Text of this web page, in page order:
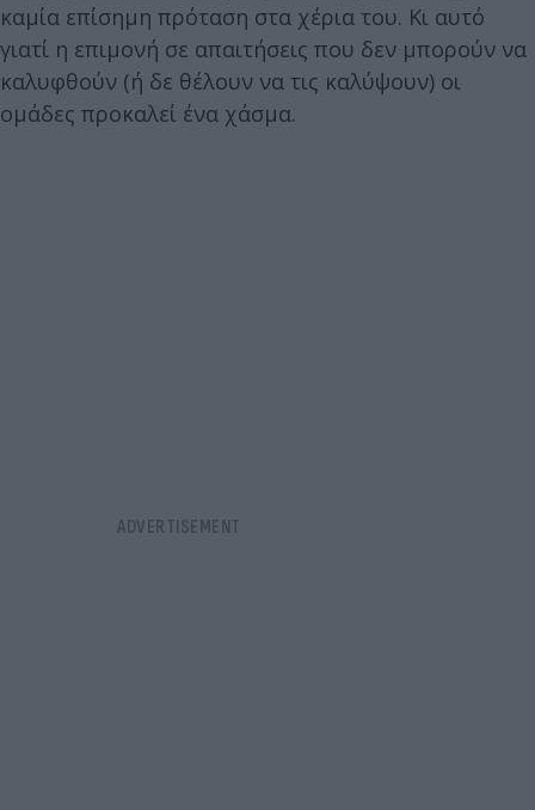
καμία επίσημη πρόταση στα χέρια του. Κι αυτό
γιατί η επιμονή σε απαιτήσεις που δεν μπορούν να
καλυφθούν (ή δε θέλουν να τις καλύψουν) οι
ομάδες προκαλεί ένα χάσμα.